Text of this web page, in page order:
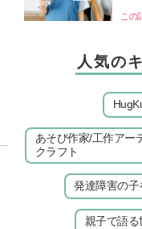
この
人気の
あそび作家/工作アー
クラフト
発達障害の子
親子で語